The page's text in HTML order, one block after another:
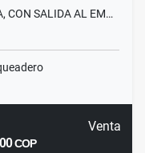
CON SALIDA AL EM…
Venta
COP